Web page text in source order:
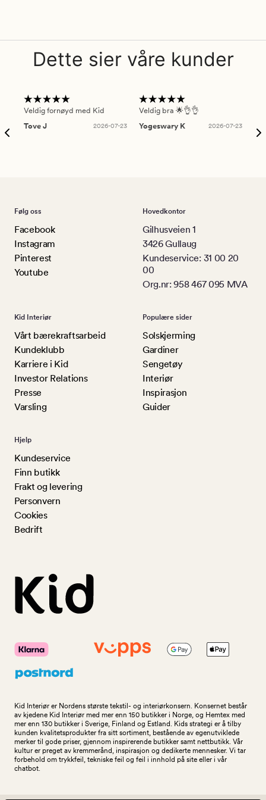
Dette sier våre kunder
Veldig fornøyd med Kid
Tove J
2026-07-23
Veldig bra 🌟👌👌
Yogeswary K
2026-07-23
Følg oss
Facebook
Instagram
Pinterest
Youtube
Hovedkontor
Gilhusveien 1
3426 Gullaug
Kundeservice: 31 00 20
00
Org.nr: 958 467 095 MVA
Kid Interiør
Vårt bærekraftsarbeid
Kundeklubb
Karriere i Kid
Investor Relations
Presse
Varsling
Populære sider
Solskjerming
Gardiner
Sengetøy
Interiør
Inspirasjon
Guider
Hjelp
Kundeservice
Finn butikk
Frakt og levering
Personvern
Cookies
Bedrift
Kid Interiør er Nordens største tekstil- og interiørkonsern. Konsernet består
av kjedene Kid Interiør med mer enn 150 butikker i Norge, og Hemtex med
mer enn 130 butikker i Sverige, Finland og Estland. Kids strategi er å tilby
kunden kvalitetsprodukter fra sitt sortiment, bestående av egenutviklede
merker til gode priser, gjennom inspirerende butikker samt nettbutikk. Vår
kultur er preget av kremmerånd, inspirasjon og dedikerte mennesker. Vi tar
forbehold om trykkfeil, tekniske feil og feil i innhold på site eller i vår
chatbot.